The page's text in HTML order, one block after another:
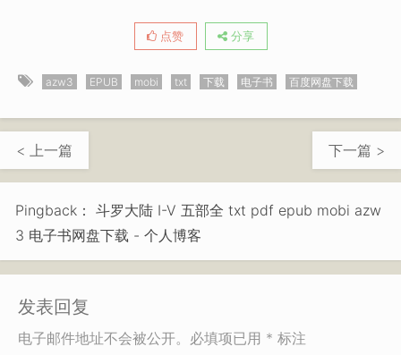
点赞 分享
azw3 EPUB mobi txt 下载 电子书 百度网盘下载
< 上一篇 下一篇 >
Pingback： 斗罗大陆 I-V 五部全 txt pdf epub mobi azw
3 电子书网盘下载 - 个人博客
发表回复
电子邮件地址不会被公开。必填项已用 * 标注